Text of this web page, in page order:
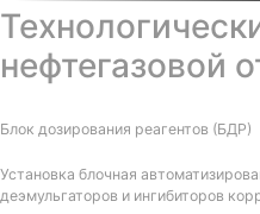
нефтегазовой
Блок дозирования реагентов (БДР)
Установка блочная
деэмульгаторов и ингибиторов